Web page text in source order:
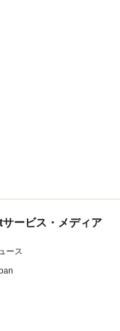
ービス・メディア
ース